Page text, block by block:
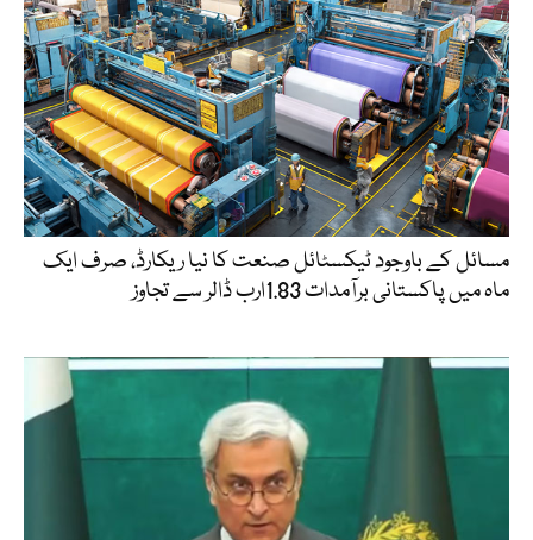
مسائل کے باوجود ٹیکسٹائل صنعت کا نیا ریکارڈ، صرف ایک
ماہ میں پاکستانی برآمدات 1.83ارب ڈالر سے تجاوز